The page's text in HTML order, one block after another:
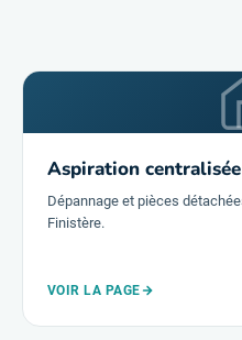
Aspiration
Dépannage et pièces
Finistère.
VOIR LA PAGE